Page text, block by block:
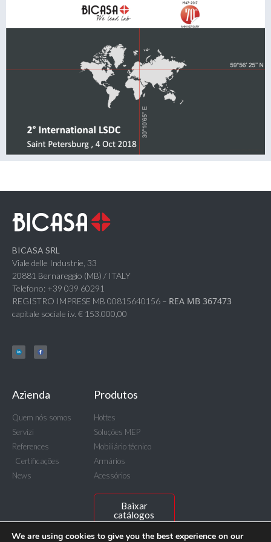
BICASA SRL
Viale delle Industrie, 33
20881 Bernareggio (MB) / ITALY
Telefono: +39 039 60291
REGISTRO IMPRESE MB 00815640156 – REA MB 367473
capitale sociale i.v. € 153.000,00
Azienda
Quem nós somos
Servizi
References
Certificações
News
Produtos
Hottes
Soluções MEP
Mobiliário técnico
Armários
Acessórios
Baixar
catálogos
We are using cookies to give you the best experience on our